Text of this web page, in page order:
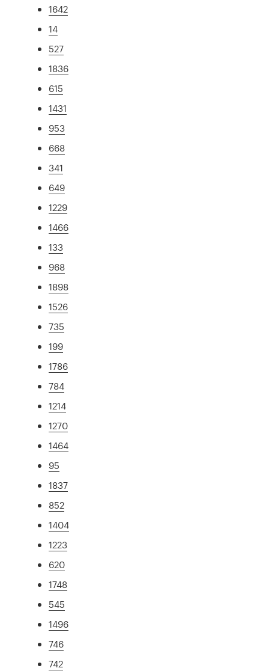
1642
14
527
1836
615
1431
953
668
341
649
1229
1466
133
968
1898
1526
735
199
1786
784
1214
1270
1464
95
1837
852
1404
1223
620
1748
545
1496
746
742